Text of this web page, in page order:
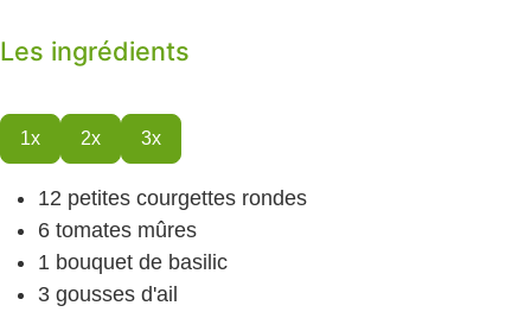
Les ingrédients
1x 2x 3x
12 petites courgettes rondes
6 tomates mûres
1 bouquet de basilic
3 gousses d'ail